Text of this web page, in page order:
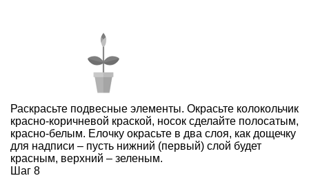
Раскрасьте подвесные элементы. Окрасьте колокольчик
красно-коричневой краской, носок сделайте полосатым,
красно-белым. Елочку окрасьте в два слоя, как дощечку
для надписи – пусть нижний (первый) слой будет
красным, верхний – зеленым.
Шаг 8